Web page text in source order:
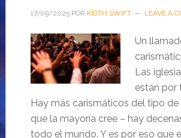
17/09/2025POR KEITH SWIFT LEAVE A
Un
Las
están por
Hay más carismáticos del tipo de
que la mayoría cree – hay
todo el mundo. Y es por eso que